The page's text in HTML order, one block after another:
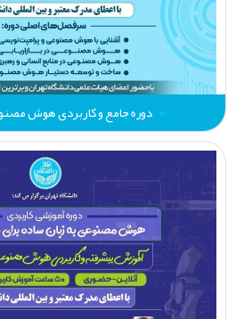
دوره جامع و کاربردی هوش